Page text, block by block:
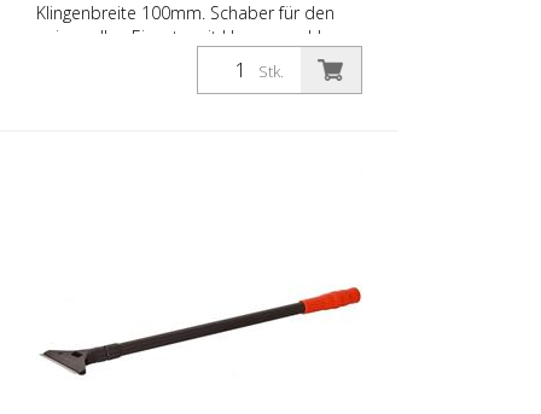
Klingenbreite 100mm. Schaber für den
universellen Einsatz mit Hammerschlag-
Stk.